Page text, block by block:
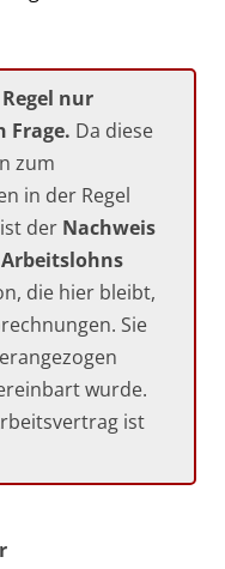
nur
Frage. Da diese
zum
in der Regel
der Nachweis
die hier bleibt,
Sie
wurde.
ist